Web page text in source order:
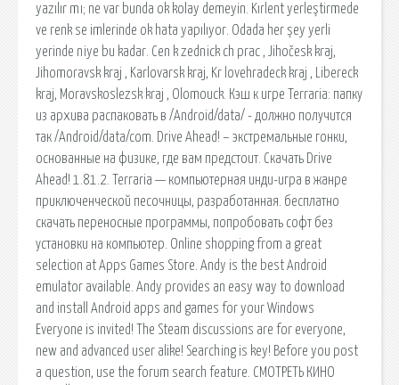
yazılır mı; ne var bunda ok kolay demeyin. Kırlent yerleştirmede
ve renk se imlerinde ok hata yapılıyor. Odada her şey yerli
yerinde niye bu kadar. Cen k zednick ch prac , Jihočesk kraj,
Jihomoravsk kraj , Karlovarsk kraj, Kr lovehradeck kraj , Libereck
kraj, Moravskoslezsk kraj , Olomouck. Кэш к игре Terraria: папку
из архива распаковать в /Android/data/ - должно получится
так /Android/data/com. Drive Ahead! – экстремальные гонки,
основанные на физике, где вам предстоит. Скачать Drive
Ahead! 1.81.2. Terraria — компьютерная инди-игра в жанре
приключенческой песочницы, разработанная. бесплатно
скачать переносные программы, попробовать софт без
установки на компьютер. Online shopping from a great
selection at Apps Games Store. Andy is the best Android
emulator available. Andy provides an easy way to download
and install Android apps and games for your Windows
Everyone is invited! The Steam discussions are for everyone,
new and advanced user alike! Searching is key! Before you post
a question, use the forum search feature. СМОТРЕТЬ КИНО